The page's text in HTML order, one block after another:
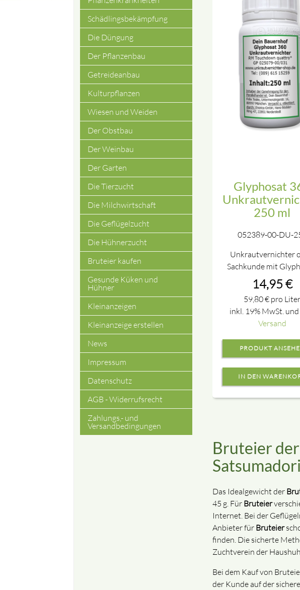
Glyphosat
250 ml
052389-00-DU-
Unkrautvernichter
Sachkunde mit
14,95 €
59,80€ pro Liter
inkl. 19% MwSt. und
Versand
PRODUKT
Bruteier
Satsumadori
Das Idealgewicht der
45 g. Für Bruteier
Internet. Bei der
Anbieter für Bruteier
finden. Die sicherte
Zuchtverein der
Bei dem Kauf von
der Kunde auf der
Schädlingsbekämpfung
Die Düngung
Der Pflanzenbau
Getreideanbau
Kulturpflanzen
Wiesen und Weiden
Der Obstbau
Der Weinbau
Der Garten
Die Tierzucht
Die Milchwirtschaft
Die Geflügelzucht
Die Hühnerzucht
Bruteier kaufen
Gesunde Küken und
Hühner
Kleinanzeigen
Kleinanzeige erstellen
News
Impressum
Datenschutz
AGB - Widerrufsrecht
Zahlungs,- und
Versandbedingungen